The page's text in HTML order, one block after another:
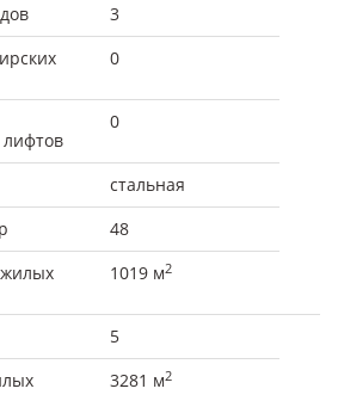
3
0
лифтов
0
стальная
48
1019 м2
5
3281 м2